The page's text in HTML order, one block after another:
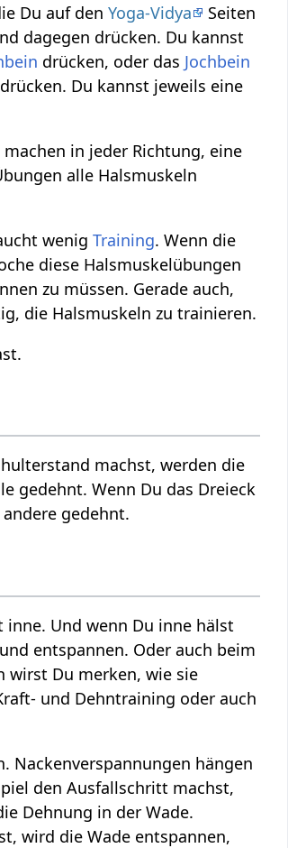
Du auf denYoga-Vidya
Seiten
dagegen drücken. Du kannst
drücken, oder das Jochbein
Du kannst jeweils eine
in jeder Richtung, eine
alle Halsmuskeln
wenigTraining. Wenn die
diese Halsmuskelübungen
zu müssen. Gerade auch,
die Halsmuskeln zu trainieren.
machst, werden die
gedehnt. Wenn Du das Dreieck
gedehnt.
Und wenn Du inne hälst
entspannen. Oder auch beim
wirst Du merken, wie sie
und Dehntraining oder auch
Nackenverspannungen hängen
den Ausfallschritt machst,
Dehnung in der Wade.
wird die Wade entspannen,